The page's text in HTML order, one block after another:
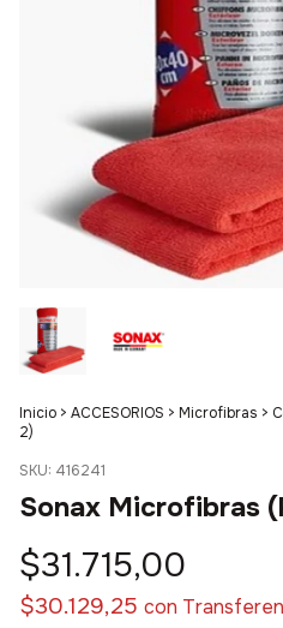
Inicio > ACCESORIOS > Microfibras >
2)
SKU: 416241
Sonax Microfibras
$31.715,00
$30.129,25 con